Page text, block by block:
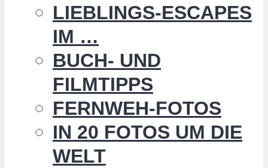
LIEBLINGS-ESCAPES
IM …
BUCH- UND
FILMTIPPS
FERNWEH-FOTOS
IN 20 FOTOS UM DIE
WELT